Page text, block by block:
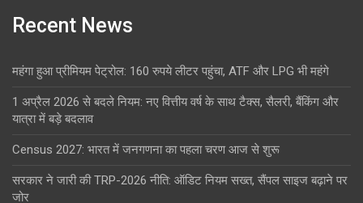
Recent News
महंगा हुआ प्रीमियम पेट्रोल: 160 रुपये लीटर पहुंचा, ATF और LPG भी महंगे
1 अप्रैल 2026 से बदले नियम: नए वित्तीय वर्ष के साथ टैक्स, सैलरी, बैंकिंग और
यात्रा में बड़े बदलाव
Census 2027: भारत में जनगणना का पहला चरण आज से शुरू
सरकार ने जारी की TRP-2026 नीति: ऑडिट नियम सख्त, सैंपल साइज बढ़ाने पर
जोर